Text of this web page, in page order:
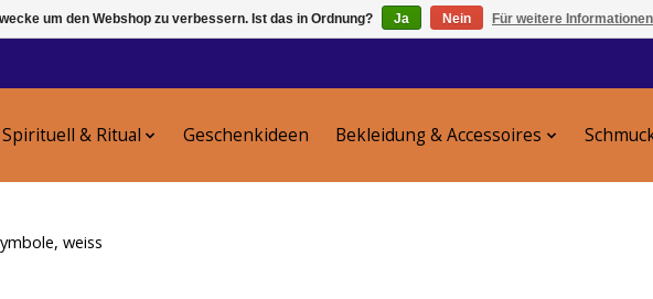
Spirituell & Ritual Geschenkideen Bekleidung & Accessoires
weiss
um den Webshop zu verbessern. Ist das in Ordnung? Ja Nein Für weitere